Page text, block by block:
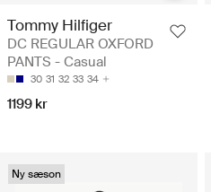
Tommy Hilfiger
DC REGULAR OXFORD
PANTS - Casual
30 31 32 33 34
1199 kr
Ny sæson